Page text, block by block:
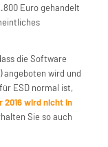
Euro gehandelt
die Software
angeboten wird und
ESD normal ist,
2016 wird nicht in
Sie so auch